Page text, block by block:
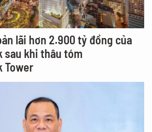
lãi hơn 2.900 tỷ đồng của
sau khi thâu tóm
Tower